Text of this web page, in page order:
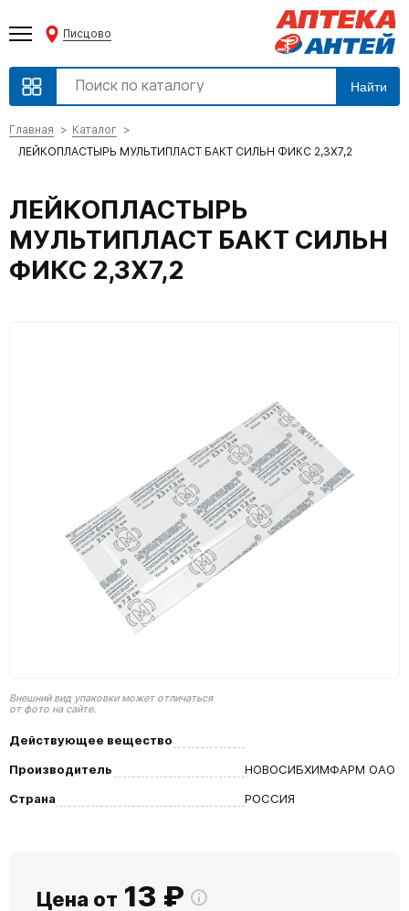
Писцово
Найти
Главная
Каталог
ЛЕЙКОПЛАСТЫРЬ МУЛЬТИПЛАСТ БАКТ СИЛЬН ФИКС 2,3Х7,2
ЛЕЙКОПЛАСТЫРЬ
МУЛЬТИПЛАСТ БАКТ СИЛЬН
ФИКС 2,3Х7,2
Внешний вид упаковки может отличаться
от фото на сайте.
Действующее вещество
Производитель
НОВОСИБХИМФАРМ ОАО
Страна
РОССИЯ
Цена от 13 ₽